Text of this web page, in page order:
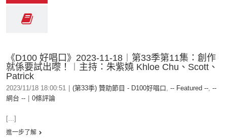
《D100 好唱口》2023-11-18︱第33季第11集：創作
就係要試出嚟！︱主持：朱紫嬈 Khloe Chu、Scott、
Patrick
2023/11/18 18:00:51 (第33季) 贊助節目 - D100好唱口, -- Featured --, --
網台 --
0條評論
[...]
進一步了解